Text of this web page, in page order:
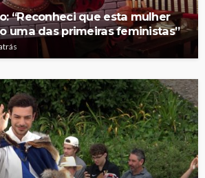
“Reconheci que esta mulher
uma das primeiras feministas”